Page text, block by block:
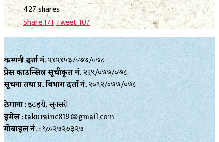
427 shares
Share171Tweet107
कम्पनी दर्ता नं.२४२४५३/०७७/०७८
प्रेस काउन्सिल सूचीकृत नं.२६९/०७७/०७८
सूचना तथा प्र‍. विभाग दर्ता नं.२०९२/०७७/०७८
ठेगाना: इटहरी, सुनसरी
इमेल: takurainc819@gmail.com
मोबाइल नं.: ९८०२७२७३२७